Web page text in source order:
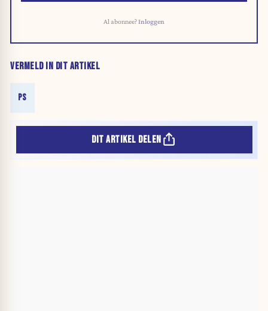
Al abonnee?Inloggen
VERMELD IN DIT ARTIKEL
PS
DIT ARTIKEL DELEN